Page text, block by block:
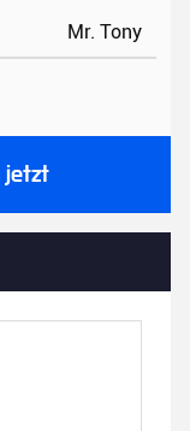
Mr. Tony
jetzt